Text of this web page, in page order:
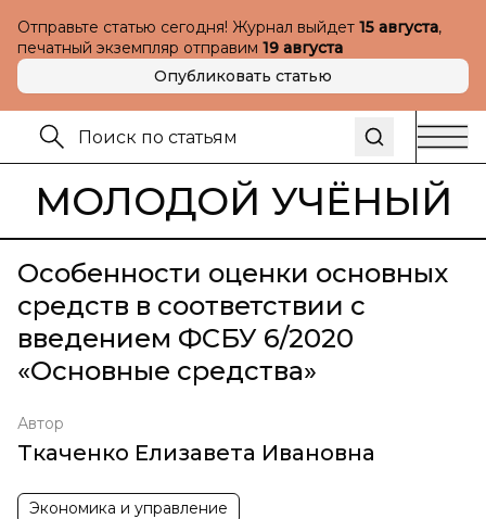
Отправьте статью сегодня! Журнал выйдет 15 августа,
печатный экземпляр отправим 19 августа
Опубликовать статью
МОЛОДОЙ УЧЁНЫЙ
Особенности оценки основных
средств в соответствии с
введением ФСБУ 6/2020
«Основные средства»
Автор
Ткаченко Елизавета Ивановна
Экономика и управление